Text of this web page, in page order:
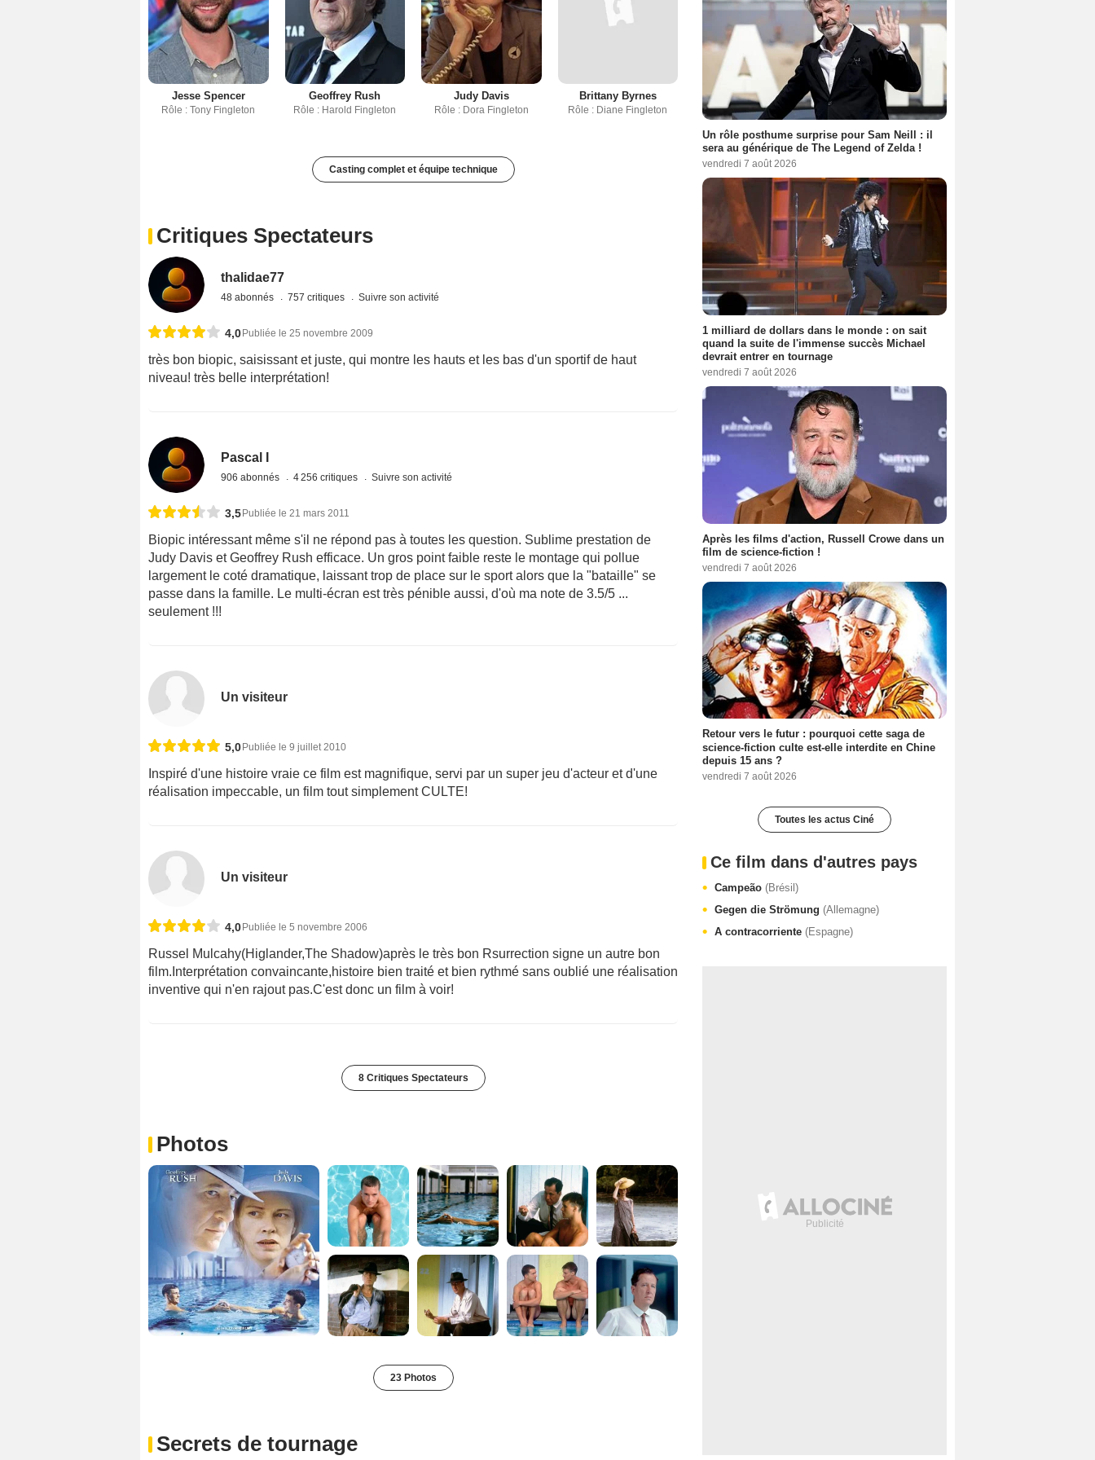
Jesse Spencer
Rôle : Tony Fingleton
Geoffrey Rush
Rôle : Harold Fingleton
Judy Davis
Rôle : Dora Fingleton
Brittany Byrnes
Rôle : Diane Fingleton
Casting complet et équipe technique
Critiques Spectateurs
thalidae77
48 abonnés 757 critiques Suivre son activité
4,0 Publiée le 25 novembre 2009
très bon biopic, saisissant et juste, qui montre les hauts et les bas d'un sportif de haut
niveau! très belle interprétation!
Pascal I
906 abonnés 4 256 critiques Suivre son activité
3,5 Publiée le 21 mars 2011
Biopic intéressant même s'il ne répond pas à toutes les question. Sublime prestation de
Judy Davis et Geoffrey Rush efficace. Un gros point faible reste le montage qui pollue
largement le coté dramatique, laissant trop de place sur le sport alors que la "bataille" se
passe dans la famille. Le multi-écran est très pénible aussi, d'où ma note de 3.5/5 ...
seulement !!!
Un visiteur
5,0 Publiée le 9 juillet 2010
Inspiré d'une histoire vraie ce film est magnifique, servi par un super jeu d'acteur et d'une
réalisation impeccable, un film tout simplement CULTE!
Un visiteur
4,0 Publiée le 5 novembre 2006
Russel Mulcahy(Higlander,The Shadow)après le très bon Rsurrection signe un autre bon
film.Interprétation convaincante,histoire bien traité et bien rythmé sans oublié une réalisation
inventive qui n'en rajout pas.C'est donc un film à voir!
8 Critiques Spectateurs
Photos
23 Photos
Secrets de tournage
Un rôle posthume surprise pour Sam Neill : il
sera au générique de The Legend of Zelda !
vendredi 7 août 2026
1 milliard de dollars dans le monde : on sait
quand la suite de l'immense succès Michael
devrait entrer en tournage
vendredi 7 août 2026
Après les films d'action, Russell Crowe dans un
film de science-fiction !
vendredi 7 août 2026
Retour vers le futur : pourquoi cette saga de
science-fiction culte est-elle interdite en Chine
depuis 15 ans ?
vendredi 7 août 2026
Toutes les actus Ciné
Ce film dans d'autres pays
Campeão (Brésil)
Gegen die Strömung (Allemagne)
A contracorriente (Espagne)